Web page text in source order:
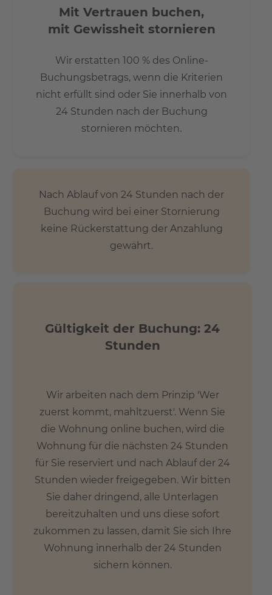
Mit Vertrauen buchen,
mit Gewissheit stornieren
Wir erstatten 100 % des Online-
Buchungsbetrags, wenn die Kriterien
nicht erfüllt sind oder Sie innerhalb von
24 Stunden nach der Buchung
stornieren möchten.
Nach Ablauf von 24 Stunden nach der
Buchung wird bei einer Stornierung
keine Rückerstattung der Anzahlung
gewährt.
Gültigkeit der Buchung: 24
Stunden
Wir arbeiten nach dem Prinzip 'Wer
zuerst kommt, mahltzuerst'. Wenn Sie
die Wohnung online buchen, wird die
Wohnung für die nächsten 24 Stunden
für Sie reserviert und nach Ablauf der 24
Stunden wieder freigegeben. Wir bitten
Sie daher dringend, alle Unterlagen
bereitzuhalten und uns diese sofort
zukommen zu lassen, damit Sie sich Ihre
Wohnung innerhalb der 24 Stunden
sichern können.